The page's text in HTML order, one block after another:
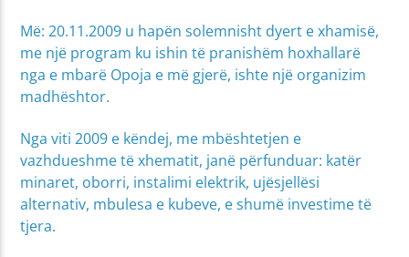
Më: 20.11.2009 u hapën solemnisht dyert e xhamisë,
me një program ku ishin të pranishëm hoxhallarë
nga e mbarë Opoja e më gjerë, ishte një organizim
madhështor.
Nga viti 2009 e këndej, me mbështetjen e
vazhdueshme të xhematit, janë përfunduar: katër
minaret, oborri, instalimi elektrik, ujësjellësi
alternativ, mbulesa e kubeve, e shumë investime të
tjera.